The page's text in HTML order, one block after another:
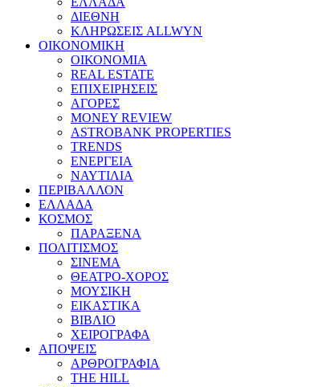
ΔΙΕΘΝΗ
ΚΛΗΡΩΣΕΙΣ ALLWYN
ΟΙΚΟΝΟΜΙΚΗ
ΟΙΚΟΝΟΜΙΑ
REAL ESTATE
ΕΠΙΧΕΙΡΗΣΕΙΣ
ΑΓΟΡΕΣ
MONEY REVIEW
ASTROBANK PROPERTIES
TRENDS
ΕΝΕΡΓΕΙΑ
ΝΑΥΤΙΛΙΑ
ΠΕΡΙΒΑΛΛΟΝ
ΕΛΛΑΔΑ
ΚΟΣΜΟΣ
ΠΑΡΑΞΕΝΑ
ΠΟΛΙΤΙΣΜΟΣ
ΣΙΝΕΜΑ
ΘΕΑΤΡΟ-ΧΟΡΟΣ
ΜΟΥΣΙΚΗ
ΕΙΚΑΣΤΙΚΑ
ΒΙΒΛΙΟ
ΧΕΙΡΟΓΡΑΦΑ
ΑΠΟΨΕΙΣ
ΑΡΘΡΟΓΡΑΦΙΑ
THE HILL